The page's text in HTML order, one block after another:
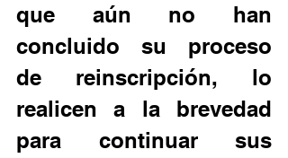
que aún no han
concluido su proceso
de reinscripción, lo
realicen a la brevedad
para continuar sus